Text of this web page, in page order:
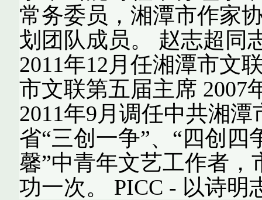
常务委员，湘潭市作家
划团队成员。 赵志超同
2011年12月任湘潭市文
市文联第五届主席 2007
2011年9月调任中共湘
省“三创一争”、“四创四
馨”中青年文艺工作者
功一次。 PICC - 以诗明